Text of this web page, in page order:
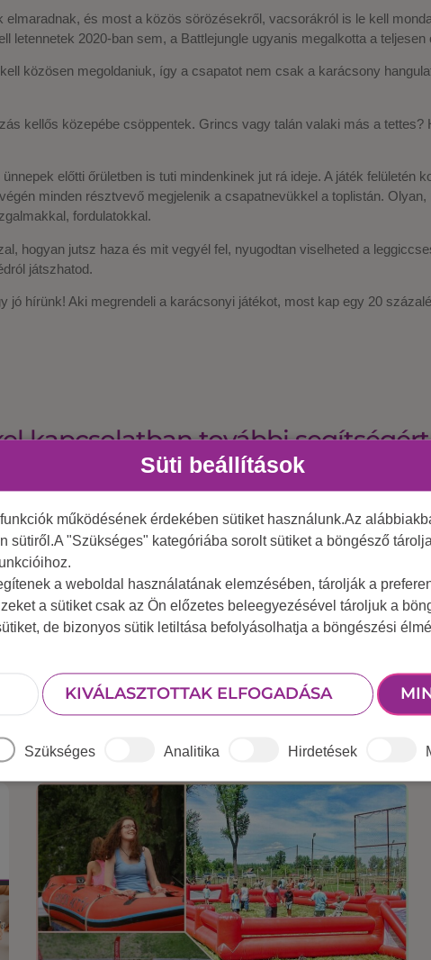
és most a közös sörözésekről, vacsorákról is le kell
letennetek 2020-ban sem, a Battlejungle ugyanis megalkotta a
közösen megoldaniuk, így a csapatot nem csak a karácsony
kellős közepébe csöppentek. Grincs vagy talán valaki más a
előtti őrületben is tuti mindenkinek jut rá ideje. A játék felületén
minden résztvevő megjelenik a csapatnevükkel a toplistán.
fordulatokkal.
hogyan jutsz haza és mit vegyél fel, nyugodtan viselheted a
játszhatod.
jó hírünk! Aki megrendeli a karácsonyi játékot, most kap egy 20
kapcsolatban további
Süti beállítások
működésének érdekében sütiket használunk.Az
sütiről.A "Szükséges" kategóriába sorolt sütiket a böngésző
a weboldal használatának elemzésében, tárolják a
a sütiket csak az Ön előzetes beleegyezésével tároljuk a
de bizonyos sütik letiltása befolyásolhatja a böngészési
KIVÁLASZTOTTAK ELFOGADÁSA
Szükséges Analitika Hirdetések